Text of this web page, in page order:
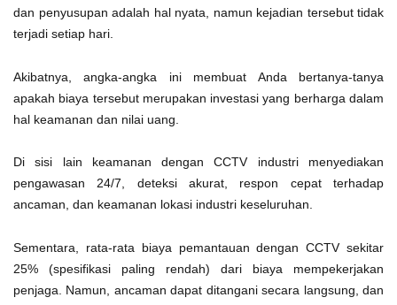
dan penyusupan adalah hal nyata, namun kejadian tersebut tidak
terjadi setiap hari.
Akibatnya, angka-angka ini membuat Anda bertanya-tanya
apakah biaya tersebut merupakan investasi yang berharga dalam
hal keamanan dan nilai uang.
Di sisi lain keamanan dengan CCTV industri menyediakan
pengawasan 24/7, deteksi akurat, respon cepat terhadap
ancaman, dan keamanan lokasi industri keseluruhan.
Sementara, rata-rata biaya pemantauan dengan CCTV sekitar
25% (spesifikasi paling rendah) dari biaya mempekerjakan
penjaga. Namun, ancaman dapat ditangani secara langsung, dan